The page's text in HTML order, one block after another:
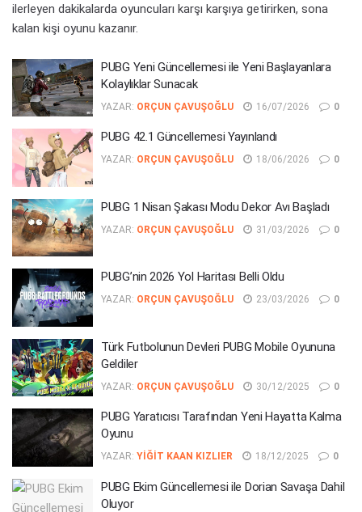
ilerleyen dakikalarda oyuncuları karşı karşıya getirirken, sona
kalan kişi oyunu kazanır.
PUBG Yeni Güncellemesi ile Yeni Başlayanlara
Kolaylıklar Sunacak
YAZAR: ORÇUN ÇAVUŞOĞLU 16/07/2026 0
PUBG 42.1 Güncellemesi Yayınlandı
YAZAR: ORÇUN ÇAVUŞOĞLU 18/06/2026 0
PUBG 1 Nisan Şakası Modu Dekor Avı Başladı
YAZAR: ORÇUN ÇAVUŞOĞLU 31/03/2026 0
PUBG’nin 2026 Yol Haritası Belli Oldu
YAZAR: ORÇUN ÇAVUŞOĞLU 23/03/2026 0
Türk Futbolunun Devleri PUBG Mobile Oyununa
Geldiler
YAZAR: ORÇUN ÇAVUŞOĞLU 30/12/2025 0
PUBG Yaratıcısı Tarafından Yeni Hayatta Kalma
Oyunu
YAZAR: YIĞIT KAAN KIZLIER 18/12/2025 0
PUBG Ekim Güncellemesi ile Dorian Savaşa Dahil
Oluyor